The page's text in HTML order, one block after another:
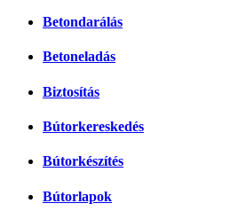
Betondarálás
Betoneladás
Biztosítás
Bútorkereskedés
Bútorkészítés
Bútorlapok